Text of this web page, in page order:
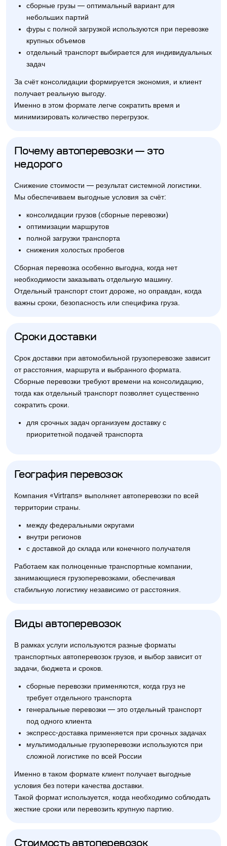
сборные грузы — оптимальный вариант для
небольших партий
фуры с полной загрузкой используются при перевозке
крупных объемов
отдельный транспорт выбирается для индивидуальных
задач
За счёт консолидации формируется экономия, и клиент
получает реальную выгоду.
Именно в этом формате легче сократить время и
минимизировать количество перегрузок.
Почему автоперевозки — это
недорого
Снижение стоимости — результат системной логистики.
Мы обеспечиваем выгодные условия за счёт:
консолидации грузов (сборные перевозки)
оптимизации маршрутов
полной загрузки транспорта
снижения холостых пробегов
Сборная перевозка особенно выгодна, когда нет
необходимости заказывать отдельную машину.
Отдельный транспорт стоит дороже, но оправдан, когда
важны сроки, безопасность или специфика груза.
Сроки доставки
Срок доставки при автомобильной грузоперевозке зависит
от расстояния, маршрута и выбранного формата.
Сборные перевозки требуют времени на консолидацию,
тогда как отдельный транспорт позволяет существенно
сократить сроки.
для срочных задач организуем доставку с
приоритетной подачей транспорта
География перевозок
Компания «Virtrans» выполняет автоперевозки по всей
территории страны.
между федеральными округами
внутри регионов
с доставкой до склада или конечного получателя
Работаем как полноценные транспортные компании,
занимающиеся грузоперевозками, обеспечивая
стабильную логистику независимо от расстояния.
Виды автоперевозок
В рамках услуги используются разные форматы
транспортных автоперевозок грузов, и выбор зависит от
задачи, бюджета и сроков.
сборные перевозки применяются, когда груз не
требует отдельного транспорта
генеральные перевозки — это отдельный транспорт
под одного клиента
экспресс-доставка применяется при срочных задачах
мультимодальные грузоперевозки используются при
сложной логистике по всей России
Именно в таком формате клиент получает выгодные
условия без потери качества доставки.
Такой формат используется, когда необходимо соблюдать
жесткие сроки или перевозить крупную партию.
Стоимость автоперевозок